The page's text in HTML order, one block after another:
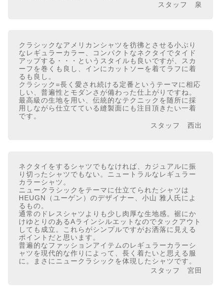
スタッフ 泉
クラシックなアメリカンシャツを彷彿とさせる小ぶり
なレギュラーカラー、コンパクトなネクタイでタイド
アップする・・・というスタイルも良いですが、スカ
ーフを巻くも良し、インにカットソーを着てラフに着
るも良し。
クラシック=長く愛され続ける定番というテーマに相応
しい、普遍性とモダンさが備わった仕上がりですね。
最高級の生地を用い、伝統的なテクニックを随所に採
用しながら仕立てている縫製面にも注目頂きたい一着
です。
スタッフ 西出
ネクタイをするシャツでもなければ、カジュアルに振
り切ったシャツでもない。ニュートラルなレギュラー
カラーシャツ。
ニュークラシックをテーマに仕立てられたシャツは
HEUGN（ユーゲン）のデザイナー、小山 雅人氏によ
るもの。
通常のドレスシャツよりも少し肉厚な生地感。裾にか
けゆとりのあるAラインシルエットなのでタックアウト
しても成立。これらがシンプルですがお洒落に見える
ポイントだと思います。
普遍的なファッションアイテムのレギュラーカラーシ
ャツを現代的な作りによって、長く着たいと思える服
に。まさにニュークラシックを体現したシャツです。
スタッフ 宮田